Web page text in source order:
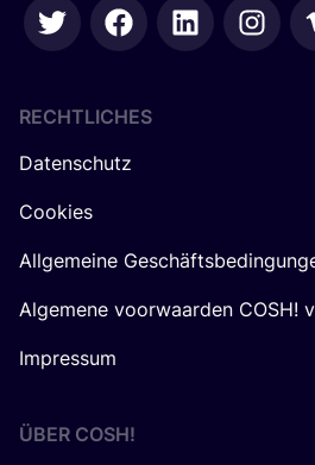
RECHTLICHES
Datenschutz
Cookies
Allgemeine
Algemene voorwaarden COSH!
Impressum
ÜBER COSH!